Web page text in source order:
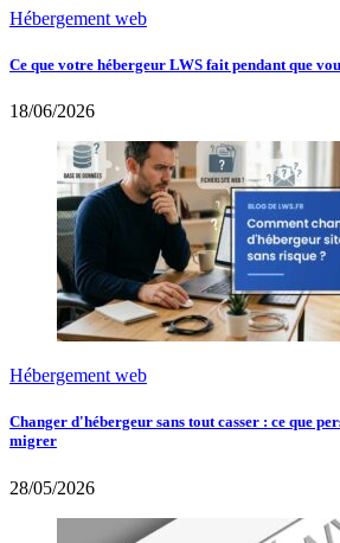
Hébergement web
Ce que votre hébergeur LWS fait pendant que
18/06/2026
Hébergement web
Changer d'hébergeur sans tout casser : ce que
migrer
28/05/2026